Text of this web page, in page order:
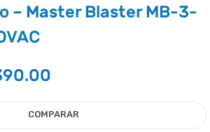
– Master Blaster MB-3-
COMPARAR